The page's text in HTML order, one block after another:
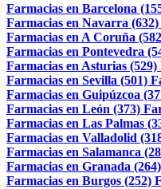
Farmacias en Barcelona
Farmacias en Navarra (632)
Farmacias en A Coruña
Farmacias en Pontevedra
Farmacias en Asturias (529)
Farmacias en Sevilla (501)
Farmacias en Guipúzcoa
Farmacias en León (373)
Farmacias en Las Palmas
Farmacias en Valladolid
Farmacias en Salamanca
Farmacias en Granada (264)
Farmacias en Burgos (252)